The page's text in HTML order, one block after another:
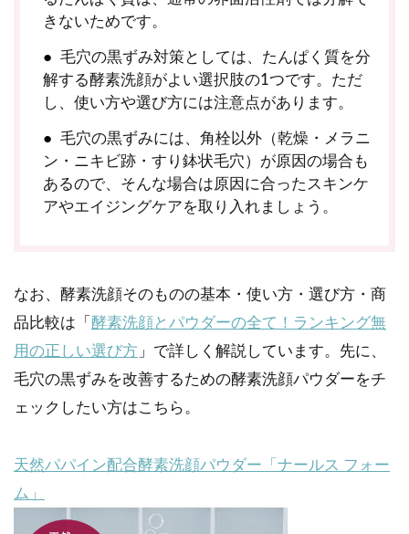
きないためです。
毛穴の黒ずみ対策としては、たんぱく質を分
解する酵素洗顔がよい選択肢の1つです。ただ
し、使い方や選び方には注意点があります。
毛穴の黒ずみには、角栓以外（乾燥・メラニ
ン・ニキビ跡・すり鉢状毛穴）が原因の場合も
あるので、そんな場合は原因に合ったスキンケ
アやエイジングケアを取り入れましょう。
なお、酵素洗顔そのものの基本・使い方・選び方・商
品比較は「 酵素洗顔とパウダーの全て！ランキング無
用の正しい選び方 」で詳しく解説しています。先に、
毛穴の黒ずみを改善するための酵素洗顔パウダーをチ
ェックしたい方はこちら。
天然パパイン配合酵素洗顔パウダー「ナールス フォー
ム」